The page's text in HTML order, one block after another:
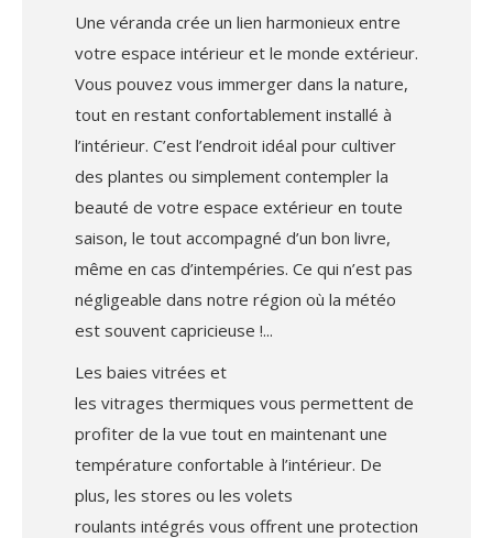
Une véranda crée un lien harmonieux entre
votre espace intérieur et le monde extérieur.
Vous pouvez vous immerger dans la nature,
tout en restant confortablement installé à
l’intérieur. C’est l’endroit idéal pour cultiver
des plantes ou simplement contempler la
beauté de votre espace extérieur en toute
saison, le tout accompagné d’un bon livre,
même en cas d’intempéries. Ce qui n’est pas
négligeable dans notre région où la météo
est souvent capricieuse !
Les baies vitrées et
les vitrages thermiques vous permettent de
profiter de la vue tout en maintenant une
température confortable à l’intérieur. De
plus, les stores ou les volets
roulants intégrés vous offrent une protection